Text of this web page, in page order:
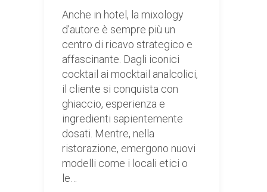
Anche in hotel, la mixology
d’autore è sempre più un
centro di ricavo strategico e
affascinante. Dagli iconici
cocktail ai mocktail analcolici,
il cliente si conquista con
ghiaccio, esperienza e
ingredienti sapientemente
dosati. Mentre, nella
ristorazione, emergono nuovi
modelli come i locali etici o
le…